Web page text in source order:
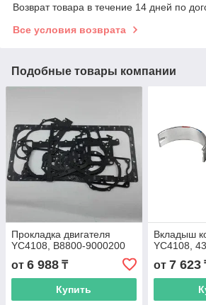
Возврат товара в течение 14 дней по
Все условия возврата
Подобные товары компании
Прокладка двигателя
YC4108, B8800-9000200
от 6 988 ₸
Купить
Вкладыш
YC4108,
от 7 623